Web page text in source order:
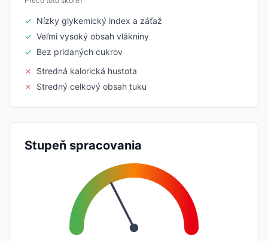
✓ Nízky glykemický index a záťaž
✓ Veľmi vysoký obsah vlákniny
✓ Bez pridaných cukrov
✗
Stredná kalorická hustota
✗
Stredný celkový obsah tuku
Stupeň spracovania